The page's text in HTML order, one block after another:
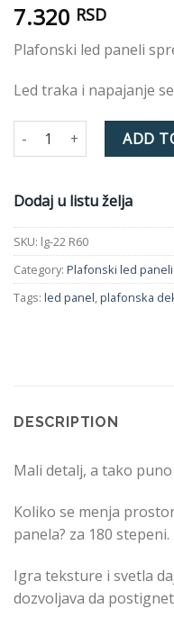
7.320 RSD
Plafonski led paneli
Led traka i napajanje
Plafonski led panel LG-22
ADD
Dodaj u listu želja
SKU: lg-22 R60
Category: Plafonski led paneli
Tags: led panel,plafonska
DESCRIPTION
Mali detalj, a tako
Koliko se menja
panela? za 180 stepeni.
Igra teksture i svetla
dozvoljava da